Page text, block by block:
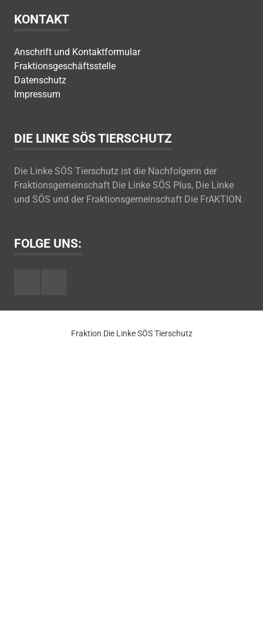
KONTAKT
Anschrift und Kontaktformular
Fraktionsgeschäftsstelle
Datenschutz
Impressum
DIE LINKE SÖS TIERSCHUTZ
Die Linke SÖS Tierschutz ist die Nachfolgerin der
Fraktionsgemeinschaft Die Linke SÖS Plus, Die Linke
und SÖS und der Fraktionsgemeinschaft Die FrAKTION.
FOLGE UNS:
Fraktion Die Linke SÖS Tierschutz